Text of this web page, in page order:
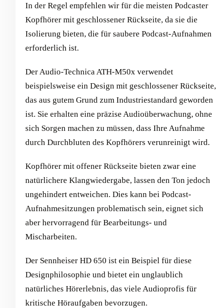
In der Regel empfehlen wir für die meisten Podcaster
Kopfhörer mit geschlossener Rückseite, da sie die
Isolierung bieten, die für saubere Podcast-Aufnahmen
erforderlich ist.
Der Audio-Technica ATH-M50x verwendet
beispielsweise ein Design mit geschlossener Rückseite,
das aus gutem Grund zum Industriestandard geworden
ist. Sie erhalten eine präzise Audioüberwachung, ohne
sich Sorgen machen zu müssen, dass Ihre Aufnahme
durch Durchbluten des Kopfhörers verunreinigt wird.
Kopfhörer mit offener Rückseite bieten zwar eine
natürlichere Klangwiedergabe, lassen den Ton jedoch
ungehindert entweichen. Dies kann bei Podcast-
Aufnahmesitzungen problematisch sein, eignet sich
aber hervorragend für Bearbeitungs- und
Mischarbeiten.
Der Sennheiser HD 650 ist ein Beispiel für diese
Designphilosophie und bietet ein unglaublich
natürliches Hörerlebnis, das viele Audioprofis für
kritische Höraufgaben bevorzugen.